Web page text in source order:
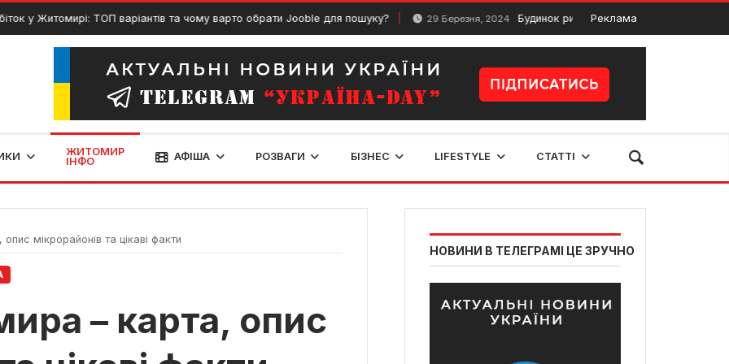
ТОП варіантів та чому варто обрати Jooble для пошуку? 29 Березня, 2024 Будинок рибалки на Житомирщині: Особливості та
Реклама
ЖИТОМИР
ІНФО
АФІША РОЗВАГИ БІЗНЕС LIFESTYLE СТАТТІ
мікрорайонів та цікаві факти
– карта, опис
НОВИНИ В ТЕЛЕГРАМІ ЦЕ ЗРУЧНО